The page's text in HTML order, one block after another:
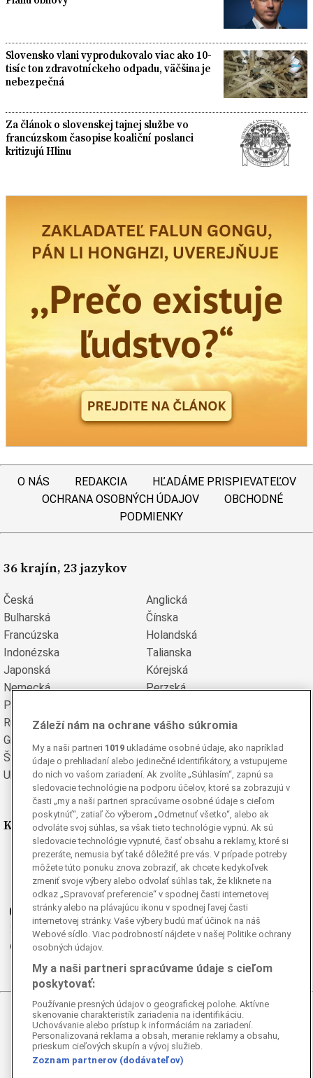
Slovensko vlani vyprodukovalo viac ako 10-
tisíc ton zdravotníckeho odpadu, väčšina je
nebezpečná
Za článok o slovenskej tajnej službe vo
francúzskom časopise koaliční poslanci
kritizujú Hlinu
O NÁS REDAKCIA
HĽADÁME PRISPIEVATEĽOV
OCHRANA OSOBNÝCH ÚDAJOV
OBCHODNÉ
PODMIENKY
36 krajín, 23 jazykov
Česká
Anglická
Bulharská
Čínska
Francúzska
Holandská
Indonézska
Talianska
Japonská
Kórejská
Nemecká
Perzská
Poľská
Rumunská
Ruská
Grécka
Švédska
Turecká
Ukrajinská
Vietnamská
Kde nás nájdete
Facebook
Instagram
Ganjing
Youtube
Twitter
Telegram
RSS
© 2026 Epoch Times Slovensko
Všetky práva vyhradené. Publikovanie alebo ďalšie šírenie
správ a fotografií zo zdrojov TASR je bez
Záleží nám na ochrane vášho súkromia
My a naši partneri 1019 ukladáme osobné údaje, ako napríklad
údaje o prehliadaní alebo jedinečné identifikátory, a vstupujeme
do nich vo vašom zariadení. Ak zvolíte „Súhlasím“, zapnú sa
sledovacie technológie na podporu účelov, ktoré sa zobrazujú v
časti „my a naši partneri spracúvame osobné údaje s cieľom
poskytnúť“, zatiaľ čo výberom „Odmetnuť všetko“, alebo ak
odvoláte svoj súhlas, sa však tieto technológie vypnú. Ak sú
sledovacie technológie vypnuté, časť obsahu a reklamy, ktoré si
prezeráte, nemusia byť také dôležité pre vás. V prípade potreby
môžete túto ponuku znova zobraziť, ak chcete kedykoľvek
zmeniť svoje výbery alebo odvolať súhlas tak, že kliknete na
odkaz „Spravovať preferencie“ v spodnej časti internetovej
stránky alebo na plávajúcu ikonu v spodnej ľavej časti
internetovej stránky. Vaše výbery budú mať účinok na náš
Webové sídlo. Viac podrobností nájdete v našej Politike ochrany
osobných údajov.
My a naši partneri spracúvame údaje s cieľom
poskytovať:
Používanie presných údajov o geografickej polohe. Aktívne
skenovanie charakteristík zariadenia na identifikáciu.
Uchovávanie alebo prístup k informáciám na zariadení.
Personalizovaná reklama a obsah, meranie reklamy a obsahu,
prieskum cieľových skupín a vývoj služieb.
Zoznam partnerov (dodávateľov)